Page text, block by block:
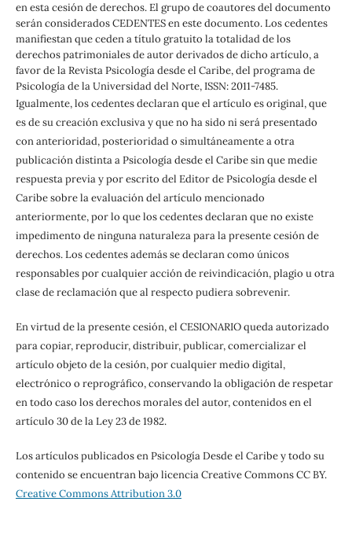
en esta cesión de derechos. El grupo de coautores del documento
serán considerados CEDENTES en este documento. Los cedentes
manifiestan que ceden a título gratuito la totalidad de los
derechos patrimoniales de autor derivados de dicho artículo, a
favor de la Revista Psicología desde el Caribe, del programa de
Psicología de la Universidad del Norte, ISSN: 2011-7485.
Igualmente, los cedentes declaran que el artículo es original, que
es de su creación exclusiva y que no ha sido ni será presentado
con anterioridad, posterioridad o simultáneamente a otra
publicación distinta a Psicología desde el Caribe sin que medie
respuesta previa y por escrito del Editor de Psicología desde el
Caribe sobre la evaluación del artículo mencionado
anteriormente, por lo que los cedentes declaran que no existe
impedimento de ninguna naturaleza para la presente cesión de
derechos. Los cedentes además se declaran como únicos
responsables por cualquier acción de reivindicación, plagio u otra
clase de reclamación que al respecto pudiera sobrevenir.
En virtud de la presente cesión, el CESIONARIO queda autorizado
para copiar, reproducir, distribuir, publicar, comercializar el
artículo objeto de la cesión, por cualquier medio digital,
electrónico o reprográfico, conservando la obligación de respetar
en todo caso los derechos morales del autor, contenidos en el
artículo 30 de la Ley 23 de 1982.
Los artículos publicados en Psicología Desde el Caribe y todo su
contenido se encuentran bajo licencia Creative Commons CC BY.
Creative Commons Attribution 3.0